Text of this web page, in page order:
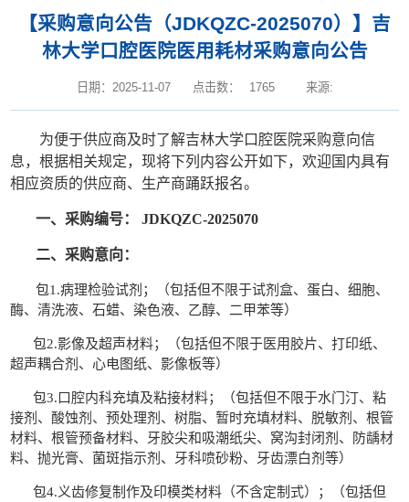
【采购意向公告（JDKQZC-2025070）】吉
林大学口腔医院医用耗材采购意向公告
日期：2025-11-07 点击数： 1765 来源:
为便于供应商及时了解吉林大学口腔医院采购意向信
息，根据相关规定，现将下列内容公开如下，欢迎国内具有
相应资质的供应商、生产商踊跃报名。
一、采购编号： JDKQZC-2025070
二、采购意向：
包1.病理检验试剂；（包括但不限于试剂盒、蛋白、细胞、
酶、清洗液、石蜡、染色液、乙醇、二甲苯等）
包2.影像及超声材料；（包括但不限于医用胶片、打印纸、
超声耦合剂、心电图纸、影像板等）
包3. 口腔内科充填及粘接材料；（包括但不限于水门汀、粘
接剂、酸蚀剂、预处理剂、树脂、暂时充填材料、脱敏剂、根管
材料、根管预备材料、牙胶尖和吸潮纸尖、窝沟封闭剂、防龋材
料、抛光膏、菌斑指示剂、牙科喷砂粉、牙齿漂白剂等）
包4.义齿修复制作及印模类材料（不含定制式）；（包括但